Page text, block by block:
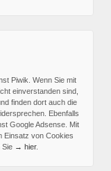
Piwik. Wenn Sie mit
einverstanden sind,
finden dort auch die
Ebenfalls
Google Adsense. Mit
Einsatz von Cookies
Sie → hier.